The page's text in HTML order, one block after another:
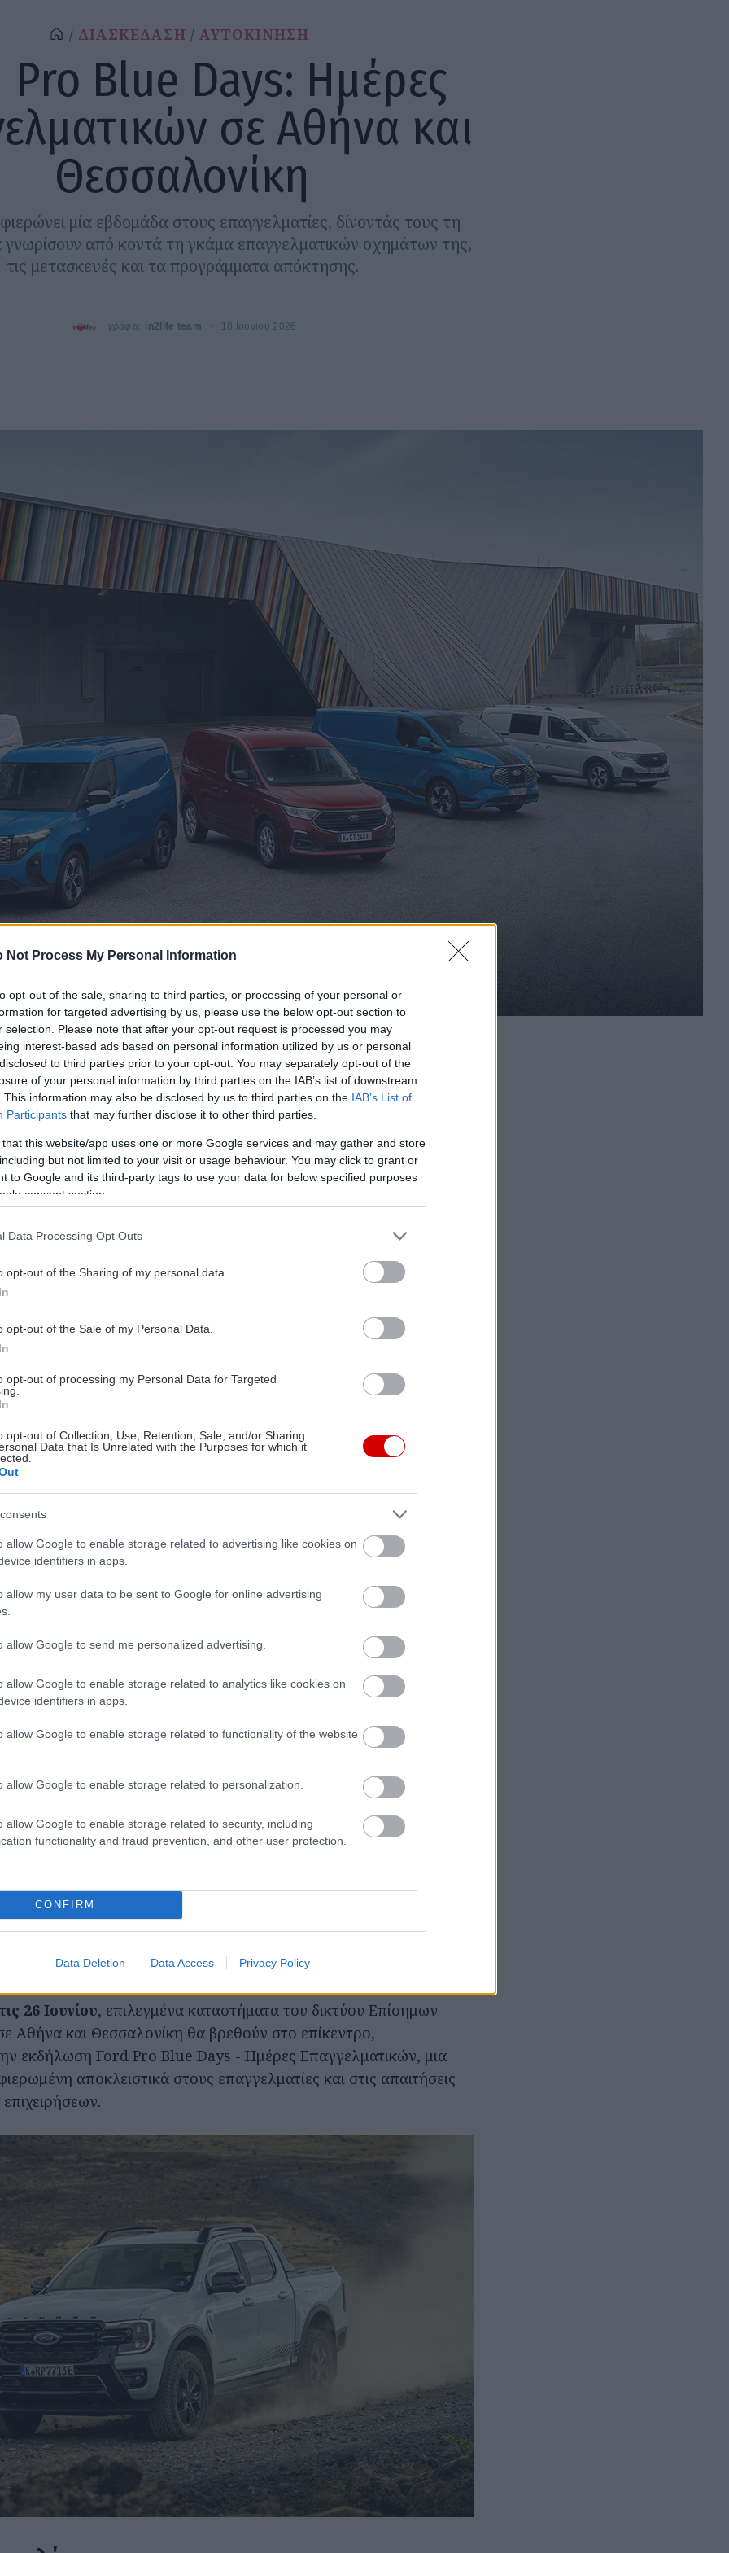
Not Process My Personal Information
opt-out of the sale, sharing to third parties, or processing of your personal or
for targeted advertising by us, please use the below opt-out section to
selection. Please note that after your opt-out request is processed you may
interest-based ads based on personal information utilized by us or personal
to third parties prior to your opt-out. You may separately opt-out of the
of your personal information by third parties on the IAB’s list of downstream
This information may also be disclosed by us to third parties on the IAB’s List of
Participants that may further disclose it to other third parties.
that this website/app uses one or more Google services and may gather and store
but not limited to your visit or usage behaviour. You may click to grant or
to Google and its third-party tags to use your data for below specified purposes
consent section.
Data Processing Opt Outs
opt-out of the Sharing of my personal data.
opt-out of the Sale of my Personal Data.
opt-out of processing my Personal Data for Targeted
opt-out of Collection, Use, Retention, Sale, and/or Sharing
Data that Is Unrelated with the Purposes for which it
allow Google to enable storage related to advertising like cookies on
identifiers in apps.
allow my user data to be sent to Google for online advertising
allow Google to send me personalized advertising.
allow Google to enable storage related to analytics like cookies on
identifiers in apps.
allow Google to enable storage related to functionality of the website
allow Google to enable storage related to personalization.
allow Google to enable storage related to security, including
functionality and fraud prevention, and other user protection.
CONFIRM
Data Deletion Data Access Privacy Policy
ΔΙΑΣΚΕΔΑΣΗ ΑΥΤΟΚΙΝΗΣΗ
Pro Blue Days: Ημέρες
σε Αθήνα και
Θεσσαλονίκη
μία εβδομάδα στους επαγγελματίες, δίνοντάς τους τη
γνωρίσουν από κοντά τη γκάμα επαγγελματικών οχημάτων της,
τις μετασκευές και τα προγράμματα απόκτησης.
γράφει: in2life team 18 Ιουνίου 2026
στους επαγγελματίες και στις ανάγκες των σύγχρονων
στο δίκτυο Επίσημων Εμπόρων Ford σε
Pro Blue Days - Ημέρες Επαγγελματικώνθα πραγματοποιηθεί
του δικτύου Επίσημων Εμπόρων Ford από τις
.
έχουν την ευκαιρία να γνωρίσουν την πλήρη γκάμα των
οχημάτων της Ford Pro, να ενημερωθούν για όλες τις
και να πραγματοποιήσουνtest drive
έχουν επίσης την ευκαιρία να ενημερωθούν για τα προγράμματα
26 Ιουνίου, επιλεγμένα καταστήματα του δικτύου Επίσημων
Αθήνα και Θεσσαλονίκη θα βρεθούν στο επίκεντρο,
εκδήλωση Ford Pro Blue Days - Ημέρες Επαγγελματικών, μια
αποκλειστικά στους επαγγελματίες και στις απαιτήσεις